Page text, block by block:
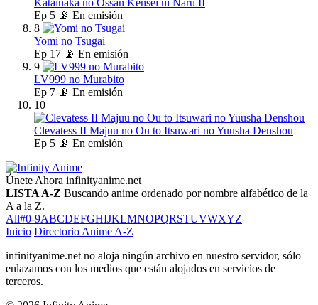
Katainaka no Ossan Kensei ni Naru II
Ep 5 📡 En emisión
8
Yomi no Tsugai
Ep 17 📡 En emisión
9
LV999 no Murabito
Ep 7 📡 En emisión
10
Clevatess II Majuu no Ou to Itsuwari no Yuusha Denshou
Ep 5 📡 En emisión
Únete Ahora infinityanime.net
LISTA A-Z Buscando anime ordenado por nombre alfabético de la
A a la Z.
All#0-9ABCDEFGHIJKLMNOPQRSTUVWXYZ
Inicio Directorio Anime A-Z
infinityanime.net no aloja ningún archivo en nuestro servidor, sólo
enlazamos con los medios que están alojados en servicios de
terceros.